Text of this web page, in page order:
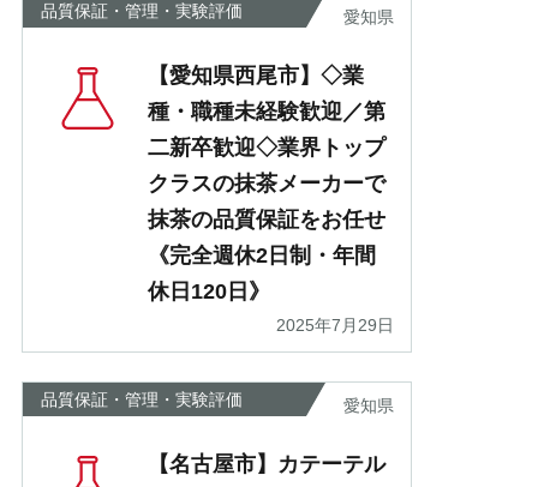
品質保証・管理・実験評価 愛知県
【愛知県西尾市】◇業
種・職種未経験歓迎／第
二新卒歓迎◇業界トップ
クラスの抹茶メーカーで
抹茶の品質保証をお任せ
《完全週休2日制・年間
休日120日》
2025年7月29日
品質保証・管理・実験評価 愛知県
【名古屋市】カテーテル